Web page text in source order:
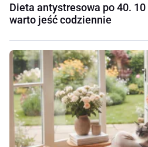
Dieta antystresowa po 40.
warto jeść codziennie